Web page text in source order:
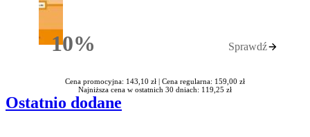
10%Rabatu Sprawdź
Cena promocyjna: 143,10 zł | Cena regularna: 159,00 zł
Najniższa cena w ostatnich 30 dniach: 119,25 zł
Ostatnio dodane